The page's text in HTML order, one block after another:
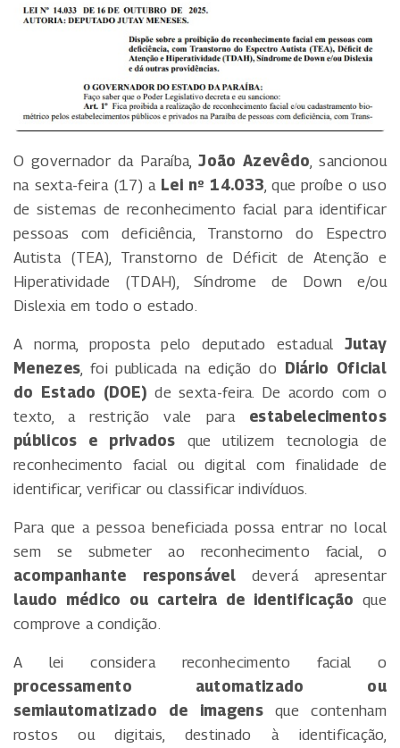
O governador da Paraíba,João Azevêdo , sancionou
na sexta-feira (17) a Lei nº 14.033 , que proíbe o uso
de sistemas de reconhecimento facial para identificar
pessoas com deficiência, Transtorno do Espectro
Autista (TEA), Transtorno de Déficit de Atenção e
Hiperatividade (TDAH), Síndrome de Down e/ou
Dislexia em todo o estado.
A norma, proposta pelo deputado estadual Jutay
Menezes , foi publicada na edição do Diário Oficial
do Estado (DOE) de sexta-feira. De acordo com o
texto, a restrição vale para estabelecimentos
públicos e privados que utilizem tecnologia de
reconhecimento facial ou digital com finalidade de
identificar, verificar ou classificar indivíduos.
Para que a pessoa beneficiada possa entrar no local
sem se submeter ao reconhecimento facial, o
acompanhante responsável deverá apresentar
laudo médico ou carteira de identificação que
comprove a condição.
A lei considera reconhecimento facial o
processamento automatizado ou
semiautomatizado de imagensque contenham
rostos ou digitais, destinado à identificação,